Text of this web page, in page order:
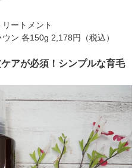
ートメント
ン 各150g 2,178円（税込）
アが必須！シンプルな育毛